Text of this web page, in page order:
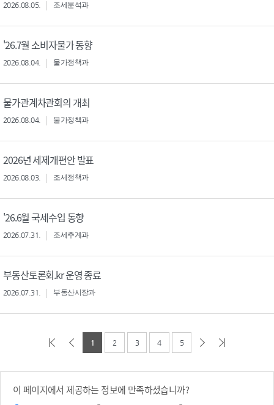
2026.08.05. 조세분석과
'26.7월 소비자물가 동향
2026.08.04. 물가정책과
물가관계차관회의 개최
2026.08.04. 물가정책과
2026년 세제개편안 발표
2026.08.03. 조세정책과
'26.6월 국세수입 동향
2026.07.31. 조세추계과
부동산토론회.kr 운영 종료
2026.07.31. 부동산시장과
1 2 3 4 5
이 페이지에서 제공하는 정보에 만족하셨습니까?